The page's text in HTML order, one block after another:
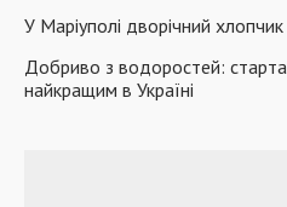
У Маріуполі дворічний
Добриво з водоростей:
найкращим в Україні